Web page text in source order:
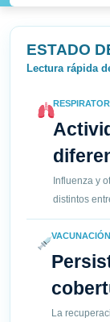
ESTADO
Lectura rápida
Influenza y
distintos
VACUNACIÓN
La